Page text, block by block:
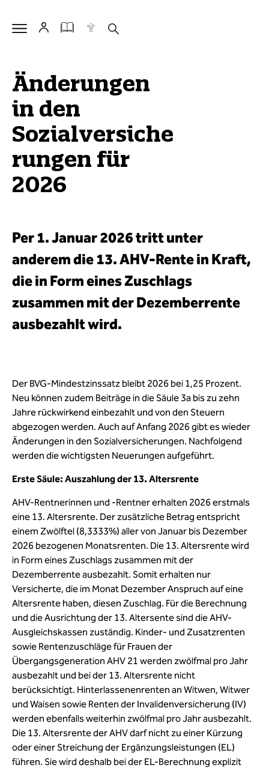
Änderungen
in den
Sozialversiche
rungen für
2026
Per 1. Januar 2026 tritt unter
anderem die 13. AHV-Rente in Kraft,
die in Form eines Zuschlags
zusammen mit der Dezemberrente
ausbezahlt wird.
Der BVG-Mindestzinssatz bleibt 2026 bei 1,25 Prozent.
Neu können zudem Beiträge in die Säule 3a bis zu zehn
Jahre rückwirkend einbezahlt und von den Steuern
abgezogen werden. Auch auf Anfang 2026 gibt es wieder
Änderungen in den Sozialversicherungen. Nachfolgend
werden die wichtigsten Neuerungen aufgeführt.
Erste Säule: Auszahlung der 13. Altersrente
AHV-Rentnerinnen und -Rentner erhalten 2026 erstmals
eine 13. Altersrente. Der zusätzliche Betrag entspricht
einem Zwölftel (8,3333%) aller von Januar bis Dezember
2026 bezogenen Monatsrenten. Die 13. Altersrente wird
in Form eines Zuschlags zusammen mit der
Dezemberrente ausbezahlt. Somit erhalten nur
Versicherte, die im Monat Dezember Anspruch auf eine
Altersrente haben, diesen Zuschlag. Für die Berechnung
und die Ausrichtung der 13. Altersente sind die AHV-
Ausgleichskassen zuständig. Kinder- und Zusatzrenten
sowie Rentenzuschläge für Frauen der
Übergangsgeneration AHV 21 werden zwölfmal pro Jahr
ausbezahlt und bei der 13. Altersrente nicht
berücksichtigt. Hinterlassenenrenten an Witwen, Witwer
und Waisen sowie Renten der Invalidenversicherung (IV)
werden ebenfalls weiterhin zwölfmal pro Jahr ausbezahlt.
Die 13. Altersrente der AHV darf nicht zu einer Kürzung
oder einer Streichung der Ergänzungsleistungen (EL)
führen. Sie wird deshalb bei der EL-Berechnung explizit